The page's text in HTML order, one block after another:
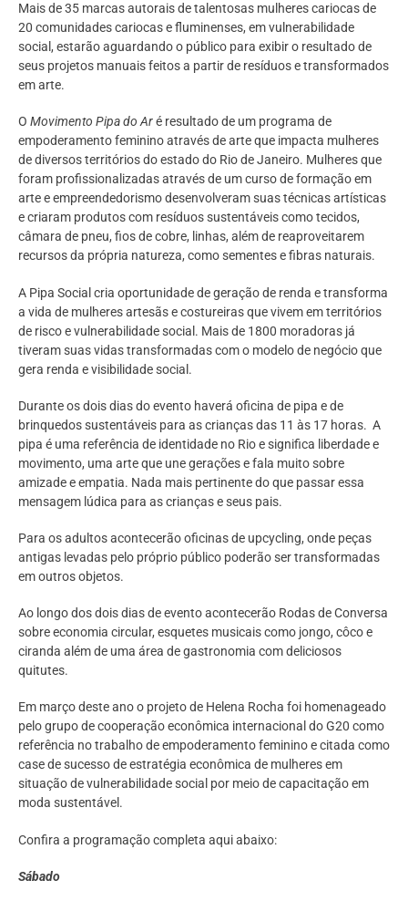
Mais de 35 marcas autorais de talentosas mulheres cariocas de
20 comunidades cariocas e fluminenses, em vulnerabilidade
social, estarão aguardando o público para exibir o resultado de
seus projetos manuais feitos a partir de resíduos e transformados
em arte.
O Movimento Pipa do Aré resultado de um programa de
empoderamento feminino através de arte que impacta mulheres
de diversos territórios do estado do Rio de Janeiro. Mulheres que
foram profissionalizadas através de um curso de formação em
arte e empreendedorismo desenvolveram suas técnicas artísticas
e criaram produtos com resíduos sustentáveis como tecidos,
câmara de pneu, fios de cobre, linhas, além de reaproveitarem
recursos da própria natureza, como sementes e fibras naturais.
A Pipa Social cria oportunidade de geração de renda e transforma
a vida de mulheres artesãs e costureiras que vivem em territórios
de risco e vulnerabilidade social. Mais de 1800 moradoras já
tiveram suas vidas transformadas com o modelo de negócio que
gera renda e visibilidade social.
Durante os dois dias do evento haverá oficina de pipa e de
brinquedos sustentáveis para as crianças das 11 às 17 horas. A
pipa é uma referência de identidade no Rio e significa liberdade e
movimento, uma arte que une gerações e fala muito sobre
amizade e empatia. Nada mais pertinente do que passar essa
mensagem lúdica para as crianças e seus pais.
Para os adultos acontecerão oficinas de upcycling, onde peças
antigas levadas pelo próprio público poderão ser transformadas
em outros objetos.
Ao longo dos dois dias de evento acontecerão Rodas de Conversa
sobre economia circular, esquetes musicais como jongo, côco e
ciranda além de uma área de gastronomia com deliciosos
quitutes.
Em março deste ano o projeto de Helena Rocha foi homenageado
pelo grupo de cooperação econômica internacional do G20 como
referência no trabalho de empoderamento feminino e citada como
case de sucesso de estratégia econômica de mulheres em
situação de vulnerabilidade social por meio de capacitação em
moda sustentável.
Confira a programação completa aqui abaixo:
Sábado